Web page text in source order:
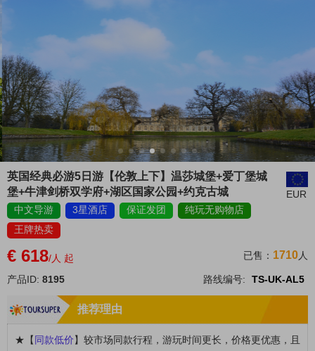
英国经典必游5日游【伦敦上下】温莎城堡+爱丁堡城
堡+牛津剑桥双学府+湖区国家公园+约克古城
EUR
中文导游
3星酒店 保证发团
纯玩无购物店
王牌热卖
€ 618/人 起 已售： 1710人
产品ID: 8195 路线编号: TS-UK-AL5
推荐理由
★【 同款低价】较市场同款行程，游玩时间更长，价格更优惠，且